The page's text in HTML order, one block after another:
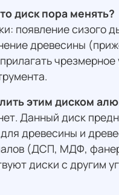
диск пора менять?
появление сизого
древесины
чрезмерное
этим диском
Данный диск
древесины и
(ДСП, МДФ,
диски с другим